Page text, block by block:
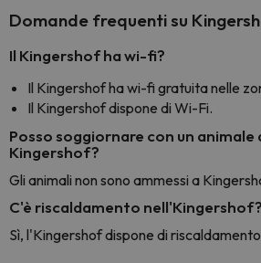
Domande frequenti su
Il Kingershof ha wi-fi?
Il Kingershof ha wi-fi gratuita nelle
Il Kingershof dispone di Wi-Fi.
Posso soggiornare con un
Kingershof?
Gli animali non sono ammessi a
C'è riscaldamento nell'Kingershof?
Sì, l'Kingershof dispone di